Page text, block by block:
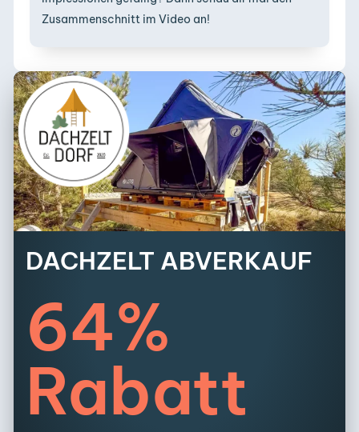
Zusammenschnitt im Video an!
DACHZELT ABVERKAUF
64%
Rabatt